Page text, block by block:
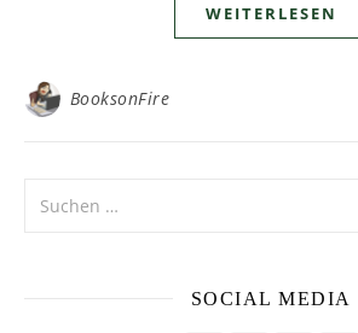
WEITERLESEN
BooksonFire
SOCIAL MEDIA